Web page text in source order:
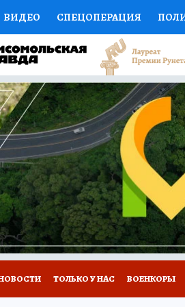
ВИДЕО СПЕЦОПЕРАЦИЯ
НАУКА СПОРТ
ДОКТОР
ПОЛКА ПРОГНОЗЫ НА СПОРТ
НЕДВИЖИМОСТЬ
РЕКЛАМА ТЕСТЫ НОВОЕ
ТОЛЬКО У НАС ВОЕНКОРЫ